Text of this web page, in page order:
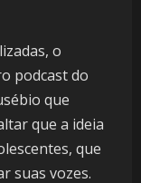
o
podcast do
que
que a ideia
que
suas vozes.